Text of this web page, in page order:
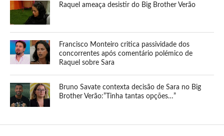
Raquel ameaça desistir do Big Brother Verão
Francisco Monteiro critica passividade dos
concorrentes após comentário polémico de
Raquel sobre Sara
Bruno Savate contexta decisão de Sara no Big
Brother Verão:”Tinha tantas opções…”